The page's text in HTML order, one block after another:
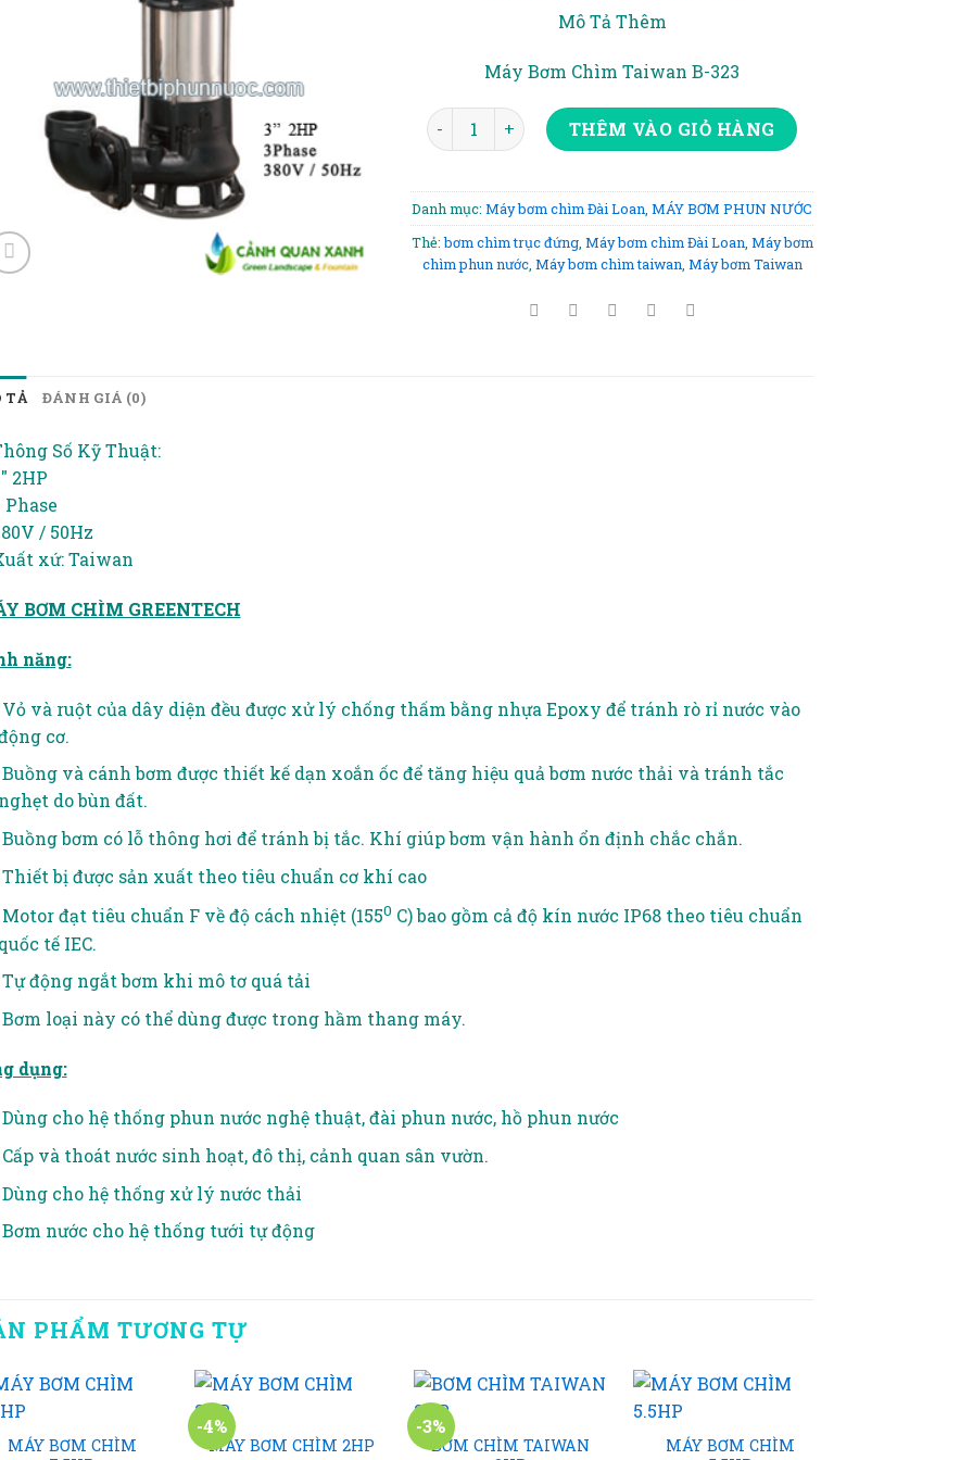
là:
7.150.000₫.
Mô Tả Thêm
Máy Bơm Chìm Taiwan B-323
BƠM CHÌM TAIWAN 2HP số lượng
THÊM VÀO GIỎ HÀNG
Danh mục:Máy bơm chìm Đài Loan ,MÁY BƠM PHUN NƯỚC
Thẻ:bơm chìm trục đứng, Máy bơm chìm Đài Loan Máy bơm
chìm phun nước, Máy bơm chìm taiwan Máy bơm Taiwan
TẢ ĐÁNH GIÁ (0)
Số Kỹ Thuật:
2HP
Phase
/ 50Hz
xứ: Taiwan
BƠM CHÌM GREENTECH
năng:
và ruột của dây diện đều được xử lý chống thấm bằng nhựa Epoxy để tránh rò rỉ nước vào
cơ.
và cánh bơm được thiết kế dạn xoắn ốc để tăng hiệu quả bơm nước thải và tránh tắc
do bùn đất.
bơm có lỗ thông hơi để tránh bị tắc. Khí giúp bơm vận hành ổn định chắc chắn.
bị được sản xuất theo tiêu chuẩn cơ khí cao
đạt tiêu chuẩn F về độ cách nhiệt (1550 C) bao gồm cả độ kín nước IP68 theo tiêu chuẩn
tế IEC.
động ngắt bơm khi mô tơ quá tải
loại này có thể dùng được trong hầm thang máy.
dụng:
cho hệ thống phun nước nghệ thuật, đài phun nước, hồ phun nước
và thoát nước sinh hoạt, đô thị, cảnh quan sân vườn.
cho hệ thống xử lý nước thải
nước cho hệ thống tưới tự động
PHẨM TƯƠNG TỰ
+
MÁY BƠM CHÌM
-4%
+
MÁY BƠM CHÌM 2HP
-3%
+
BƠM CHÌM TAIWAN
+
MÁY BƠM CHÌM